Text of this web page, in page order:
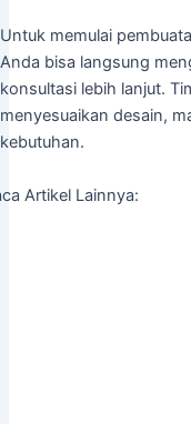
Untuk memulai
Anda bisa langsung
konsultasi lebih lanjut.
menyesuaikan desain,
kebutuhan.
Artikel Lainnya: